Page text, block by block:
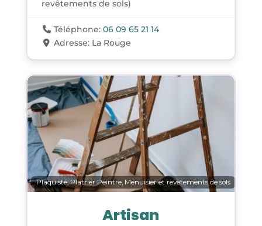
revêtements de sols)
Téléphone:06 09 65 21 14
Adresse: La Rouge
Plaquiste, Platrier Peintre, Menuisier et revêtements de sols
Artisan